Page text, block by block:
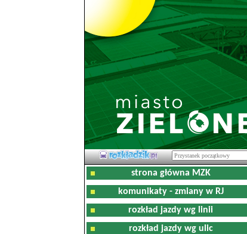
strona główna MZK
komunikaty - zmiany w RJ
rozkład jazdy wg linii
rozkład jazdy wg ulic